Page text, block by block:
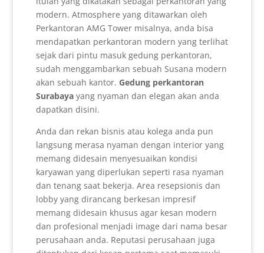
modern. Atmosphere yang ditawarkan oleh
Perkantoran AMG Tower misalnya, anda bisa
mendapatkan perkantoran modern yang terlihat
sejak dari pintu masuk gedung perkantoran,
sudah menggambarkan sebuah Susana modern
akan sebuah kantor. Gedung perkantoran
Surabaya yang nyaman dan elegan akan anda
dapatkan disini.
Anda dan rekan bisnis atau kolega anda pun
langsung merasa nyaman dengan interior yang
memang didesain menyesuaikan kondisi
karyawan yang diperlukan seperti rasa nyaman
dan tenang saat bekerja. Area resepsionis dan
lobby yang dirancang berkesan impresif
memang didesain khusus agar kesan modern
dan profesional menjadi image dari nama besar
perusahaan anda. Reputasi perusahaan juga